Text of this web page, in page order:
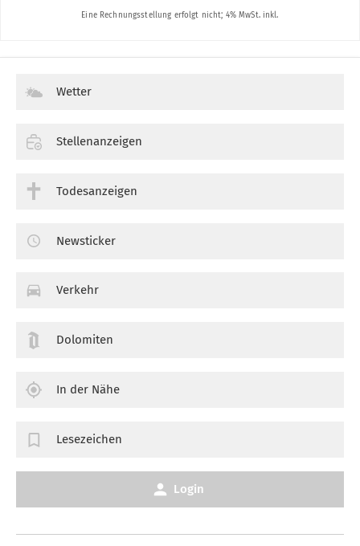
Wetter
Stellenanzeigen
Todesanzeigen
Newsticker
Verkehr
Dolomiten
In der Nähe
Lesezeichen
Login